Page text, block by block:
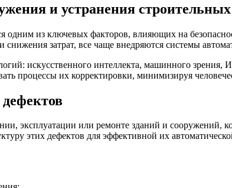
и устранения
одним из ключевых факторов, влияющих на
затрат, все чаще внедряются системы
искусственного интеллекта, машинного
процессы их корректировки, минимизируя
эксплуатации или ремонте зданий и сооружений,
этих дефектов для эффективной их